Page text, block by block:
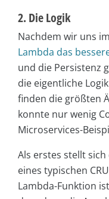
2. Die Logik
Nachdem wir uns im
Lambda das
und die Persistenz
die eigentliche
finden die größten
konnte nur wenig
Microservices-
Als erstes stellt
eines typischen
Lambda-Funktion